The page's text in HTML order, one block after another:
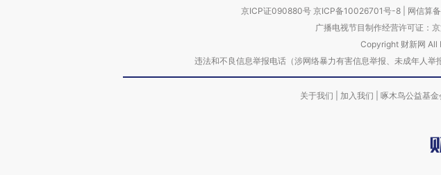
京ICP证090880号 京ICP备10026701号-8 网信算
广播电视节目制作经营许可证：
Copyright 财新网 All
违法和不良信息举报电话（涉网络暴力有害信息举报、未成年
关于我们 加入我们 啄木鸟公益基金